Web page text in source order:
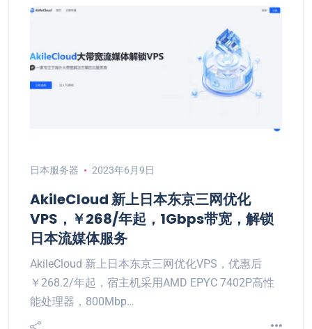
日本服务器 2023年6月9日
AkileCloud 新上日本东京三网优化
VPS，￥268/年起，1Gbps带宽，解锁
日本流媒体服务
AkileCloud 新上日本东京三网优化VPS，优惠后
￥268.2/年起，宿主机采用AMD EPYC 7402P高性
能处理器，800Mbp…